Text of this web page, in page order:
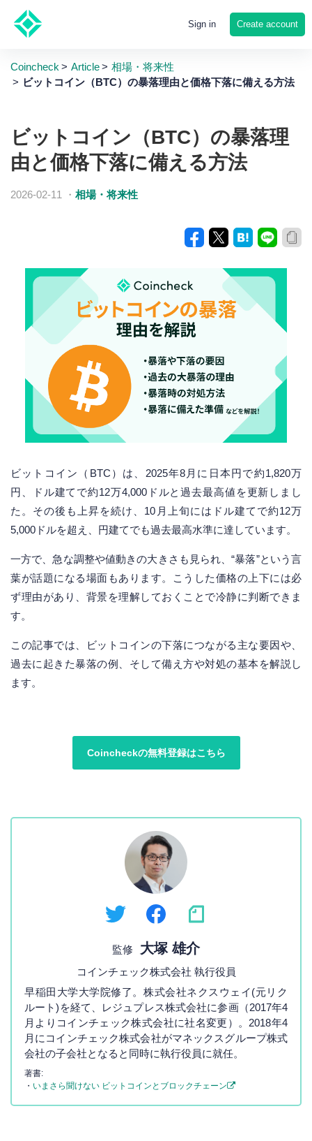
Sign in Create account
Coincheck Article
相場・将来性
ビットコイン（BTC）の暴落理由と価格下落に備える方法
ビットコイン（BTC）の暴落理
由と価格下落に備える方法
2026-02-11 ・ 相場・将来性
ビットコイン（BTC）は、2025年8月に日本円で約1,820万
円、ドル建てで約12万4,000ドルと過去最高値を更新しまし
た。その後も上昇を続け、10月上旬にはドル建てで約12万
5,000ドルを超え、円建てでも過去最高水準に達しています。
一方で、急な調整や値動きの大きさも見られ、“暴落”という言
葉が話題になる場面もあります。こうした価格の上下には必
ず理由があり、背景を理解しておくことで冷静に判断できま
す。
この記事では、ビットコインの下落につながる主な要因や、
過去に起きた暴落の例、そして備え方や対処の基本を解説し
ます。
Coincheckの無料登録はこちら
監修 大塚 雄介
コインチェック株式会社 執行役員
早稲田大学大学院修了。株式会社ネクスウェイ(元リク
ルート)を経て、レジュプレス株式会社に参画（2017年4
月よりコインチェック株式会社に社名変更）。2018年4
月にコインチェック株式会社がマネックスグループ株式
会社の子会社となると同時に執行役員に就任。
著書:
・ いまさら聞けない ビットコインとブロックチェーン